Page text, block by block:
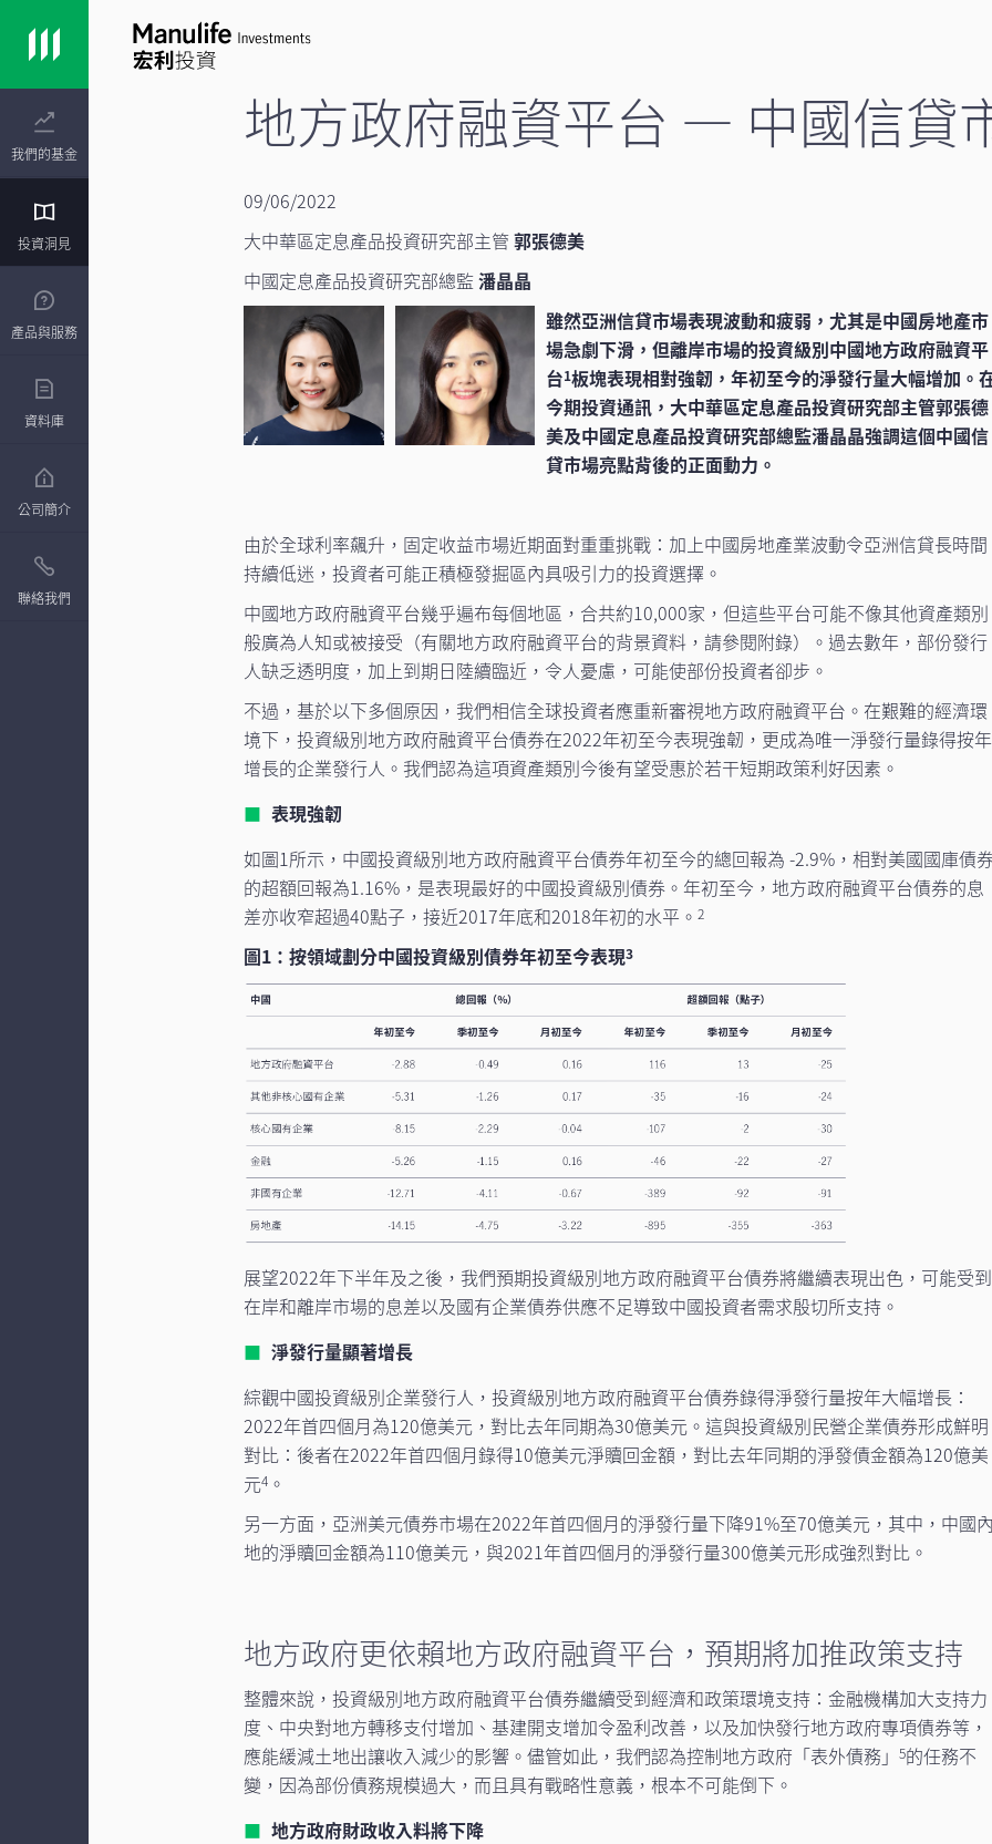
我們的基金
投資洞見
產品與服務
資料庫
公司簡介
聯絡我們
地方政府融資平台 — 中國信貸
09/06/2022
大中華區定息產品投資研究部主管郭張德美
中國定息產品投資研究部總監潘晶晶
雖然亞洲信貸市場表現波動和疲弱，尤其是中國房地產市
場急劇下滑，但離岸市場的投資級別中國地方政府融資平
台1板塊表現相對強韌，年初至今的淨發行量大幅增加。
今期投資通訊，大中華區定息產品投資研究部主管郭張德
美及中國定息產品投資研究部總監潘晶晶強調這個中國信
貸市場亮點背後的正面動力。
由於全球利率飆升，固定收益市場近期面對重重挑戰：加上中國房地產業波動令亞洲信貸長時間
持續低迷，投資者可能正積極發掘區內具吸引力的投資選擇。
中國地方政府融資平台幾乎遍布每個地區，合共約10,000家，但這些平台可能不像其他資產類別
般廣為人知或被接受（有關地方政府融資平台的背景資料，請參閱附錄）。過去數年，部份發行
人缺乏透明度，加上到期日陸續臨近，令人憂慮，可能使部份投資者卻步。
不過，基於以下多個原因，我們相信全球投資者應重新審視地方政府融資平台。在艱難的經濟環
境下，投資級別地方政府融資平台債券在2022年初至今表現強韌，更成為唯一淨發行量錄得按年
增長的企業發行人。我們認為這項資產類別今後有望受惠於若干短期政策利好因素。
表現強韌
如圖1所示，中國投資級別地方政府融資平台債券年初至今的總回報為 -2.9%，相對美國國庫債
的超額回報為1.16%，是表現最好的中國投資級別債券。年初至今，地方政府融資平台債券的息
差亦收窄超過40點子，接近2017年底和2018年初的水平。2
圖1：按領域劃分中國投資級別債券年初至今表現3
展望2022年下半年及之後，我們預期投資級別地方政府融資平台債券將繼續表現出色，可能受到
在岸和離岸市場的息差以及國有企業債券供應不足導致中國投資者需求殷切所支持。
淨發行量顯著增長
綜觀中國投資級別企業發行人，投資級別地方政府融資平台債券錄得淨發行量按年大幅增長：
2022年首四個月為120億美元，對比去年同期為30億美元。這與投資級別民營企業債券形成鮮明
對比：後者在2022年首四個月錄得10億美元淨贖回金額，對比去年同期的淨發債金額為120億美
元4 。
另一方面，亞洲美元債券市場在2022年首四個月的淨發行量下降91%至70億美元，其中，中國
地的淨贖回金額為110億美元，與2021年首四個月的淨發行量300億美元形成強烈對比。
地方政府更依賴地方政府融資平台，預期將加推政策支持
整體來說，投資級別地方政府融資平台債券繼續受到經濟和政策環境支持：金融機構加大支持力
度、中央對地方轉移支付增加、基建開支增加令盈利改善，以及加快發行地方政府專項債券等，
應能緩減土地出讓收入減少的影響。儘管如此，我們認為控制地方政府「表外債務」5的任務不
變，因為部份債務規模過大，而且具有戰略性意義，根本不可能倒下。
地方政府財政收入料將下降